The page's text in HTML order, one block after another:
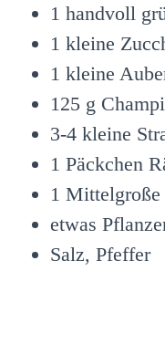
1 handvoll
1 kleine
1 kleine
125 g
3-4 kleine
1 Päckchen
1
etwas
Salz, Pfeffer